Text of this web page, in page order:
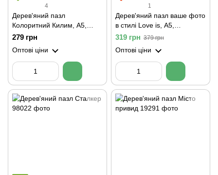
4
Дерев'яний пазл
Колоритний Килим, А5,
Картонна коробка
279 грн
Оптові ціни
1
Дерев'яний пазл ваше фото
в стилі Love is, А5,
Картонна коробка
319 грн 379 грн
Оптові ціни